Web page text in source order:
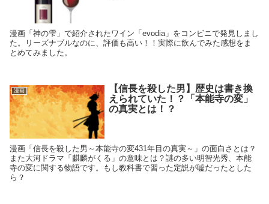
漫画「神の雫」で紹介されたワイン「evodia」をコンビニで発見しまし
た。リーズナブルなのに、評価も高い！！実際に飲んでみた感想をま
とめてみました。
漫画
【信長を殺した男】歴史は書き換
えられていた！？「本能寺の変」
の真実とは！？
漫画「信長を殺した男～本能寺の変431年目の真実～」の面白さとは？
また大河ドラマ「麒麟がくる」の意味とは？謎の多い明智光秀、本能
寺の変に関する物語です。もし教科書で習った定説が嘘だったとした
ら？